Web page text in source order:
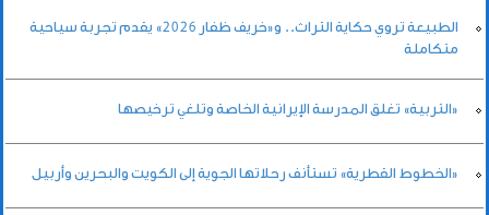
الطبيعة تروي حكاية التراث.. و«خريف ظفار 2026» يقدم تجربة سياحية
متكاملة
«التربية» تغلق المدرسة الإيرانية الخاصة وتلغي ترخيصها
«الخطوط القطرية» تستأنف رحلاتها الجوية إلى الكويت والبحرين وأربيل